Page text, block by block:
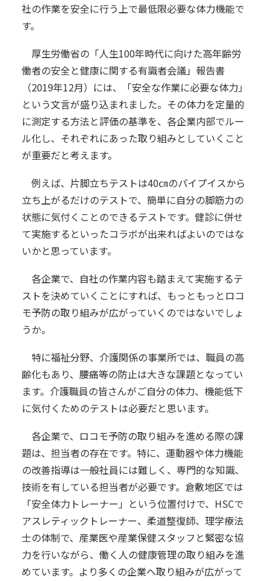
社の作業を安全に行う上で最低限必要な体力機能で
す。
厚生労働省の「人生100年時代に向けた高年齢労
働者の安全と健康に関する有識者会議」報告書
（2019年12月）には、「安全な作業に必要な体力」
という文言が盛り込まれました。その体力を定量的
に測定する方法と評価の基準を、各企業内部でルー
ル化し、それぞれにあった取り組みとしていくこと
が重要だと考えます。
例えば、片脚立ちテストは40㎝のパイプイスから
立ち上がるだけのテストで、簡単に自分の脚筋力の
状態に気付くことのできるテストです。健診に併せ
て実施するといったコラボが出来ればよいのではな
いかと思っています。
各企業で、自社の作業内容も踏まえて実施するテ
ストを決めていくことにすれば、もっともっとロコ
モ予防の取り組みが広がっていくのではないでしょ
うか。
特に福祉分野、介護関係の事業所では、職員の高
齢化もあり、腰痛等の防止は大きな課題となってい
ます。介護職員の皆さんがご自分の体力、機能低下
に気付くためのテストは必要だと思います。
各企業で、ロコモ予防の取り組みを進める際の課
題は、担当者の存在です。特に、運動器や体力機能
の改善指導は一般社員には難しく、専門的な知識、
技術を有している担当者が必要です。倉敷地区では
「安全体力トレーナー」という位置付けで、HSCで
アスレティックトレーナー、柔道整復師、理学療法
士の体制で、産業医や産業保健スタッフと緊密な協
力を行いながら、働く人の健康管理の取り組みを進
めています。より多くの企業へ取り組みが広がって